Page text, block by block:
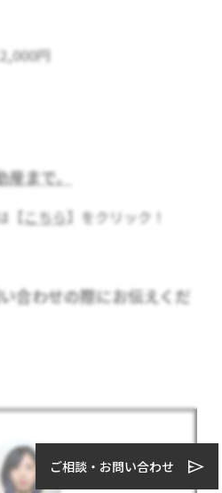
ご相談・お問い合わせ
円
まで。
【こちら】をクリック！
合わせの際にお伝えくだ